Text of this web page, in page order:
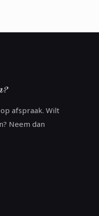
afspraak. Wilt
Neem dan